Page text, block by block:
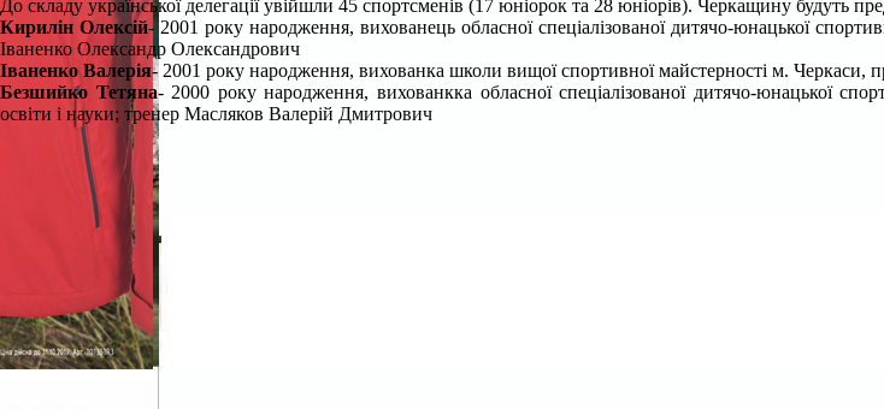
До складу української делегації увійшли 45 спортсменів (17 юніорок та 28 юніорів). Черкащину будуть
Кирилін Олексій- 2001 року народження, вихованець обласної спеціалізованої дитячо-юнацької
Іваненко Олександр Олександрович
Іваненко Валерія- 2001 року народження, вихованка школи вищої спортивної майстерності м.
Безшийко Тетяна- 2000 року народження, вихованкка обласної спеціалізованої дитячо-юнацької
освіти і науки; тренер Масляков Валерій Дмитрович